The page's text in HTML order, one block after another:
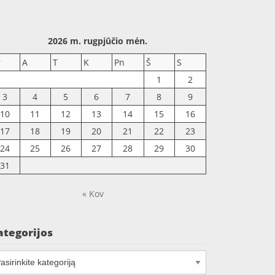
2026 m. rugpjūčio mėn.
A T K Pn Š
S
1
2
3
4 5 6 7 8
9
10
11 12 13 14 15
16
17
18 19 20 21 22
23
24
25 26 27 28 29
30
31
« Kov